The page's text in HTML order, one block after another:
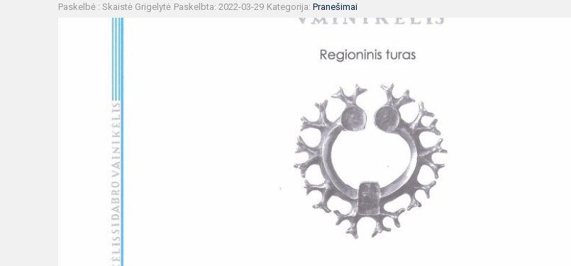
Paskelbė : Skaistė Grigelytė Paskelbta: 2022-03-29 Kategorija: Pranešimai